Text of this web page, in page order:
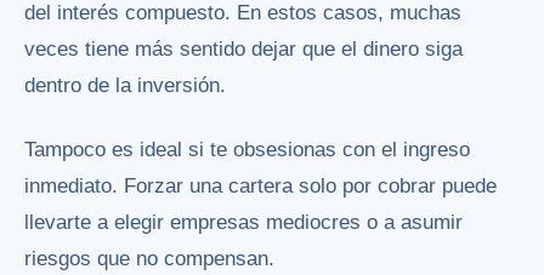
del interés compuesto. En estos casos, muchas
veces tiene más sentido dejar que el dinero siga
dentro de la inversión.
Tampoco es ideal si te obsesionas con el ingreso
inmediato. Forzar una cartera solo por cobrar puede
llevarte a elegir empresas mediocres o a asumir
riesgos que no compensan.